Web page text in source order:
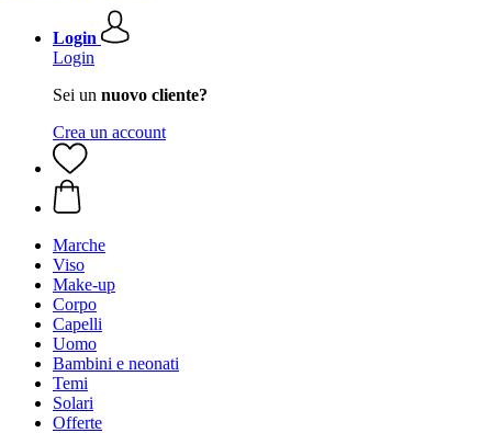
Login
Login
Sei un nuovo cliente?
Crea un account
Marche
Viso
Make-up
Corpo
Capelli
Uomo
Bambini e neonati
Temi
Solari
Offerte